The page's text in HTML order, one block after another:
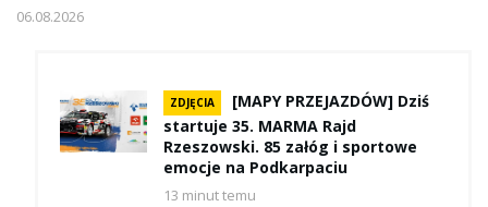
06.08.2026
ZDJĘCIA
[MAPY PRZEJAZDÓW] Dziś
startuje 35. MARMA Rajd
Rzeszowski. 85 załóg i sportowe
emocje na Podkarpaciu
13 minut temu